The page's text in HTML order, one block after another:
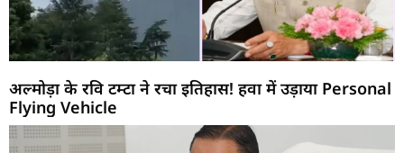
अल्मोड़ा के रवि टम्टा ने रचा इतिहास! हवा में उड़ाया Personal
Flying Vehicle